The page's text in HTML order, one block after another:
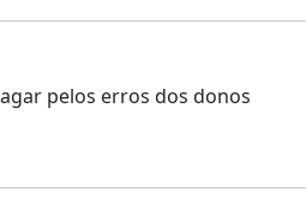
pelos erros dos donos